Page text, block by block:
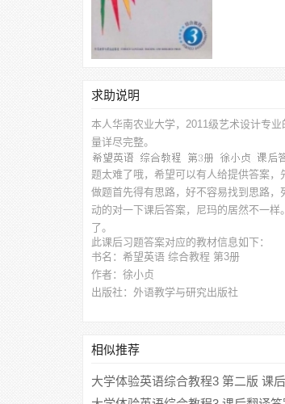
求助说明
本人华南农业大学，2011级艺术设计专
量详尽完整。
题太难了哦，希望可以有人给提供答案，
做题首先得有思路，好不容易找到思路
动的对一下课后答案，尼玛的居然不一
了。
此课后习题答案对应的教材信息如下：
书名：希望英语 综合教程 第3册
作者：徐小贞
出版社：外语教学与研究出版社
相似推荐
大学体验英语综合教程3 第二版 课